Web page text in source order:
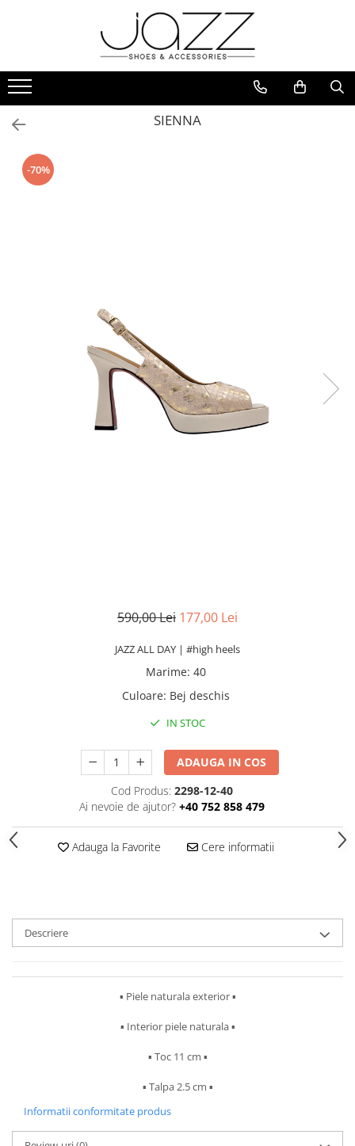
Pantofi cu toc
Pantofi flats
Sport couture
Sandale cu toc
Sandale flats
SIENNA
-70%
590,00 Lei 177,00 Lei
JAZZ ALL DAY | #high heels
Marime: 40
Culoare: Bej deschis
IN STOC
ADAUGA IN COS
Cod Produs: 2298-12-40
Ai nevoie de ajutor? +40 752 858 479
Adauga la Favorite Cere informatii
Descriere
▪︎ Piele naturala exterior ▪︎
▪︎ Interior piele naturala ▪︎
▪︎ Toc 11 cm ▪︎
▪︎ Talpa 2.5 cm ▪︎
Informatii conformitate produs